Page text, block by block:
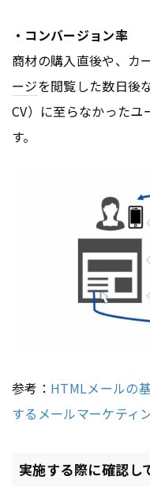
・コンバージョン率
商材の購入直後や、カ
ージを閲覧した数日後
CV）に至らなかった
す。
参考： HTMLメールの
するメールマーケティ
実施する際に確認し